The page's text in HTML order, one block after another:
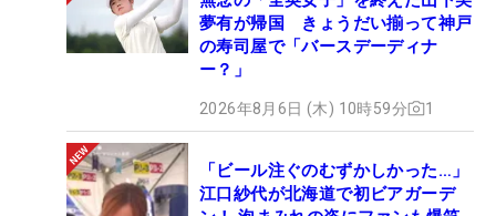
夢有が帰国 きょうだい揃って神戸
の寿司屋で「バースデーディナ
ー？」
2026年8月6日 (木) 10時59分 1
「ビール注ぐのむずかしかった…」
江口紗代が北海道で初ビアガーデ